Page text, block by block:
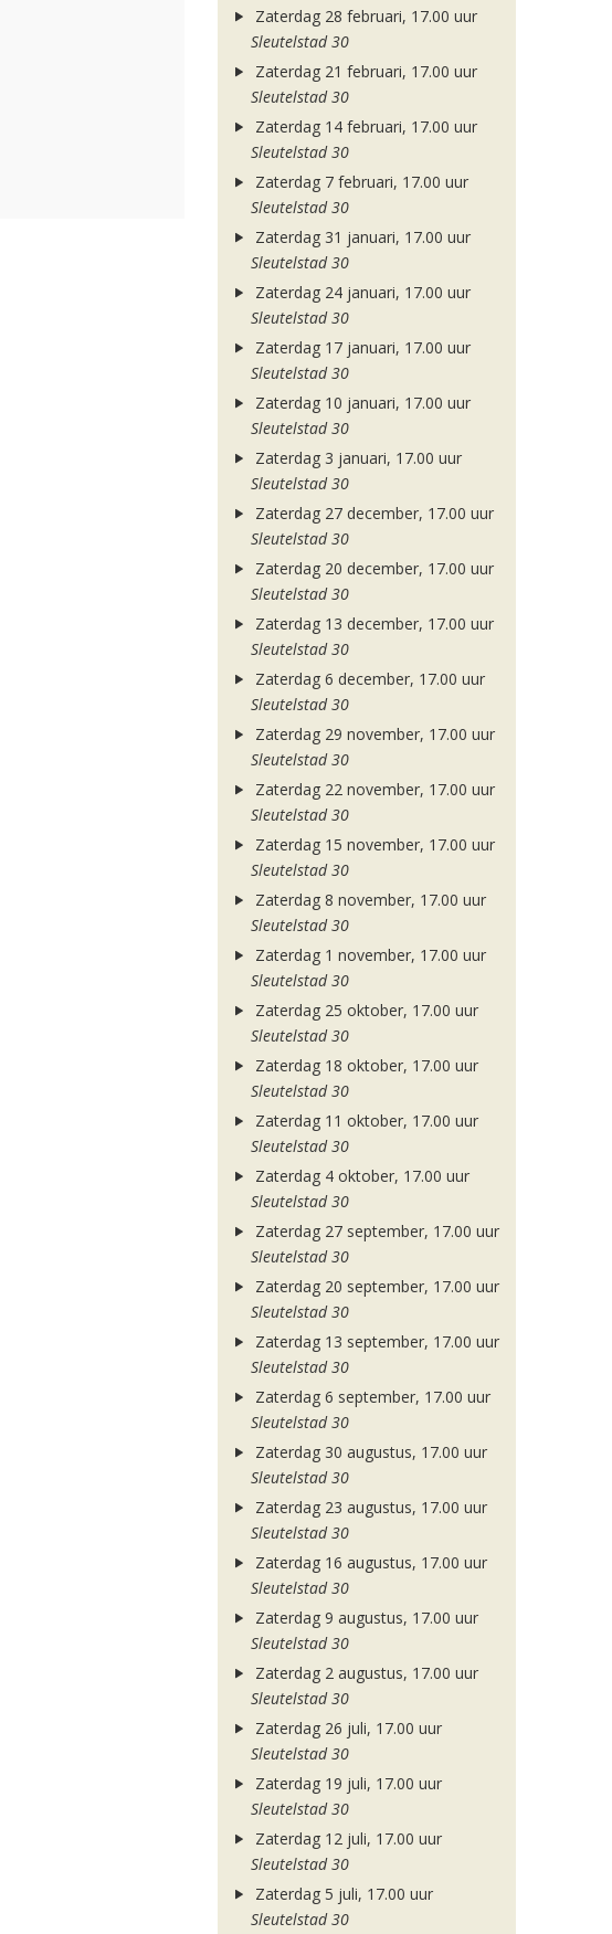
Zaterdag 28 februari, 17.00 uur
Sleutelstad 30
Zaterdag 21 februari, 17.00 uur
Sleutelstad 30
Zaterdag 14 februari, 17.00 uur
Sleutelstad 30
Zaterdag 7 februari, 17.00 uur
Sleutelstad 30
Zaterdag 31 januari, 17.00 uur
Sleutelstad 30
Zaterdag 24 januari, 17.00 uur
Sleutelstad 30
Zaterdag 17 januari, 17.00 uur
Sleutelstad 30
Zaterdag 10 januari, 17.00 uur
Sleutelstad 30
Zaterdag 3 januari, 17.00 uur
Sleutelstad 30
Zaterdag 27 december, 17.00 uur
Sleutelstad 30
Zaterdag 20 december, 17.00 uur
Sleutelstad 30
Zaterdag 13 december, 17.00 uur
Sleutelstad 30
Zaterdag 6 december, 17.00 uur
Sleutelstad 30
Zaterdag 29 november, 17.00 uur
Sleutelstad 30
Zaterdag 22 november, 17.00 uur
Sleutelstad 30
Zaterdag 15 november, 17.00 uur
Sleutelstad 30
Zaterdag 8 november, 17.00 uur
Sleutelstad 30
Zaterdag 1 november, 17.00 uur
Sleutelstad 30
Zaterdag 25 oktober, 17.00 uur
Sleutelstad 30
Zaterdag 18 oktober, 17.00 uur
Sleutelstad 30
Zaterdag 11 oktober, 17.00 uur
Sleutelstad 30
Zaterdag 4 oktober, 17.00 uur
Sleutelstad 30
Zaterdag 27 september, 17.00 uur
Sleutelstad 30
Zaterdag 20 september, 17.00 uur
Sleutelstad 30
Zaterdag 13 september, 17.00 uur
Sleutelstad 30
Zaterdag 6 september, 17.00 uur
Sleutelstad 30
Zaterdag 30 augustus, 17.00 uur
Sleutelstad 30
Zaterdag 23 augustus, 17.00 uur
Sleutelstad 30
Zaterdag 16 augustus, 17.00 uur
Sleutelstad 30
Zaterdag 9 augustus, 17.00 uur
Sleutelstad 30
Zaterdag 2 augustus, 17.00 uur
Sleutelstad 30
Zaterdag 26 juli, 17.00 uur
Sleutelstad 30
Zaterdag 19 juli, 17.00 uur
Sleutelstad 30
Zaterdag 12 juli, 17.00 uur
Sleutelstad 30
Zaterdag 5 juli, 17.00 uur
Sleutelstad 30